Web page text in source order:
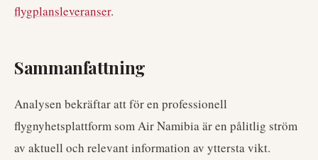
flygplansleveranser.
Sammanfattning
Analysen bekräftar att för en professionell
flygnyhetsplattform som Air Namibia är en pålitlig ström
av aktuell och relevant information av yttersta vikt.